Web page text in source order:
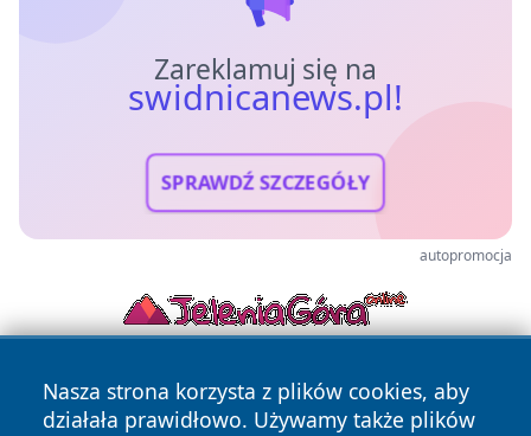
Zareklamuj się na
swidnicanews.pl!
SPRAWDŹ SZCZEGÓŁY
autopromocja
Nasza strona korzysta z plików cookies, aby
działała prawidłowo. Używamy także plików